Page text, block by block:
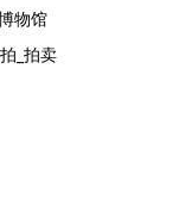
物馆
_拍卖